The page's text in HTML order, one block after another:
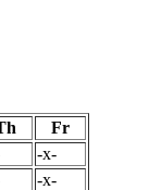
Fr
-x-
-x-